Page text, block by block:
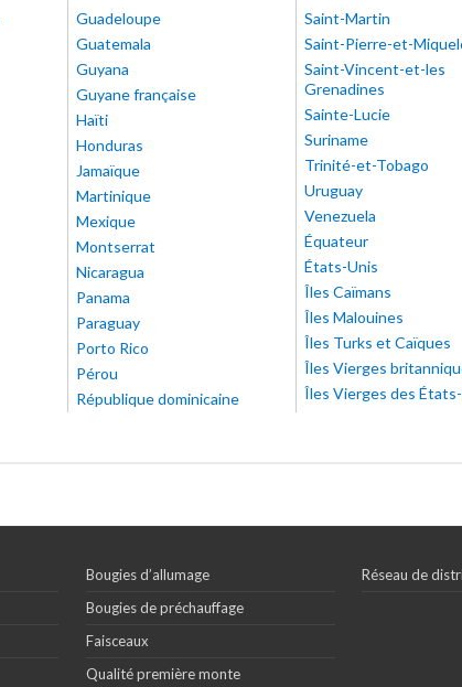
Guadeloupe
Guatemala
Guyana
Guyane française
Haïti
Honduras
Jamaïque
Martinique
Mexique
Montserrat
Nicaragua
Panama
Paraguay
Porto Rico
Pérou
République dominicaine
Saint-Martin
Saint-Pierre-et-
Saint-Vincent-et-les
Grenadines
Sainte-Lucie
Suriname
Trinité-et-Tobago
Uruguay
Venezuela
Équateur
États-Unis
Îles Caïmans
Îles Malouines
Îles Turks et Caïques
Îles Vierges
Îles Vierges des
Bougies d’allumage
Bougies de préchauffage
Faisceaux
Qualité première monte
Réseau de